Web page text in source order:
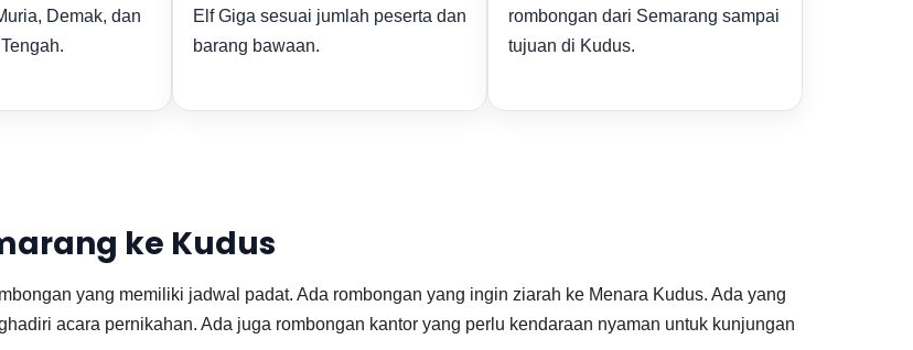
Demak, dan
Elf Giga sesuai jumlah peserta dan
barang bawaan.
rombongan dari Semarang sampai
tujuan di Kudus.
ke Kudus
yang memiliki jadwal padat. Ada rombongan yang ingin ziarah ke Menara Kudus. Ada yang
acara pernikahan. Ada juga rombongan kantor yang perlu kendaraan nyaman untuk kunjungan